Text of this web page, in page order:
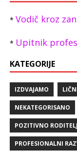
* Vodič kroz
* Upitnik
KATEGORIJE
IZDVAJAMO
NEKATEGORISANO
POZITIVNO
PROFESIONALNI